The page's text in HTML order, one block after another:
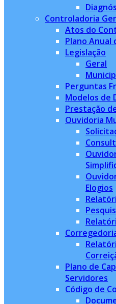
Controladoria
Atos do
Plano Anual
Legislação
Geral
Perguntas
Modelos de
Prestação
Ouvidoria
Elogios
Plano de
Servidores
Código de